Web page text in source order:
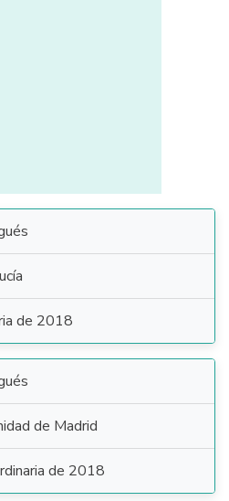
de 2018
de Madrid
de 2018